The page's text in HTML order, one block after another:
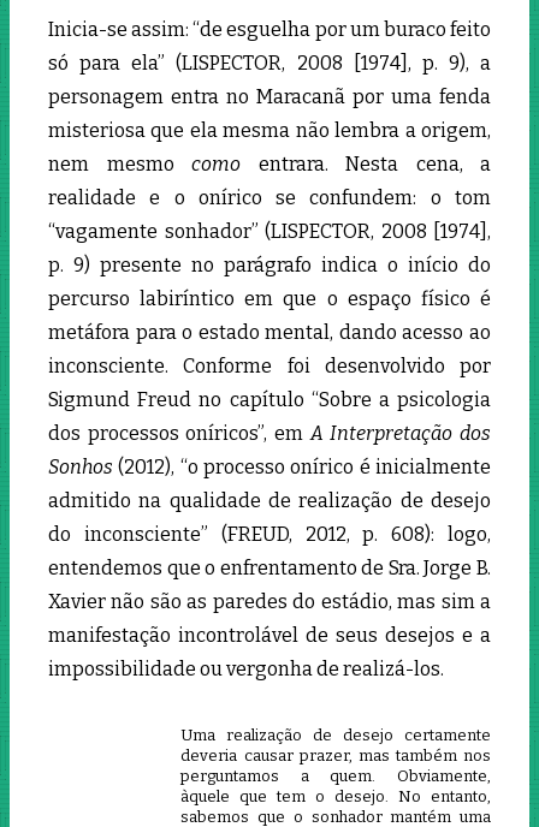
Inicia-se assim: “de esguelha por um buraco feito
só para ela” (LISPECTOR, 2008 [1974], p. 9), a
personagem entra no Maracanã por uma fenda
misteriosa que ela mesma não lembra a origem,
nem mesmo como entrara. Nesta cena, a
realidade e o onírico se confundem: o tom
“vagamente sonhador” (LISPECTOR, 2008 [1974],
p. 9) presente no parágrafo indica o início do
percurso labiríntico em que o espaço físico é
metáfora para o estado mental, dando acesso ao
inconsciente. Conforme foi desenvolvido por
Sigmund Freud no capítulo “Sobre a psicologia
dos processos oníricos”, emA Interpretação dos
Sonhos(2012), “o processo onírico é inicialmente
admitido na qualidade de realização de desejo
do inconsciente” (FREUD, 2012, p. 608): logo,
entendemos que o enfrentamento de Sra. Jorge B.
Xavier não são as paredes do estádio, mas sim a
manifestação incontrolável de seus desejos e a
impossibilidade ou vergonha de realizá-los.
Uma realização de desejo certamente
deveria causar prazer, mas também nos
perguntamos a quem. Obviamente,
àquele que tem o desejo. No entanto,
sabemos que o sonhador mantém uma